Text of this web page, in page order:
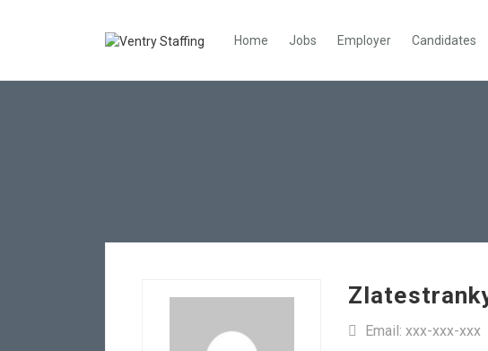
Home Jobs Employer Candidates
Email: xxx-xxx-xxx